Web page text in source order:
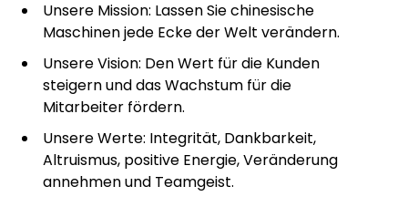
Unsere Mission: Lassen Sie chinesische
Maschinen jede Ecke der Welt verändern.
Unsere Vision: Den Wert für die Kunden
steigern und das Wachstum für die
Mitarbeiter fördern.
Unsere Werte: Integrität, Dankbarkeit,
Altruismus, positive Energie, Veränderung
annehmen und Teamgeist.